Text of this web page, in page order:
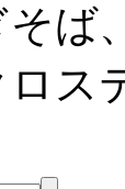
ば
ロス